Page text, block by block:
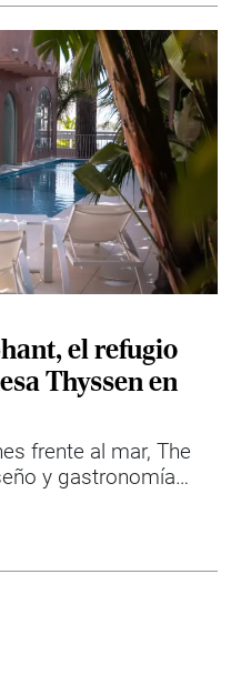
Canal.
el refugio
Thyssen en
frente al mar, The
y gastronomía